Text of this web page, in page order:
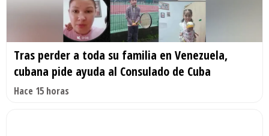
Tras perder a toda su familia en Venezuela,
cubana pide ayuda al Consulado de Cuba
Hace 15 horas